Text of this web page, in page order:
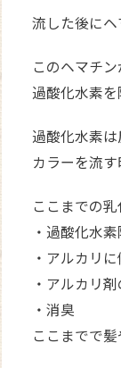
流した後に
このヘマチ
過酸化水素
過酸化水素
カラーを流
ここまでの
・過酸化水
・アルカリ
・アルカリ
・消臭
ここまでで